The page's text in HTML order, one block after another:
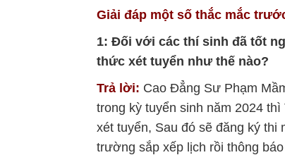
Giải đáp một số thắc mắc
1: Đối với các thí sinh đã tốt
thức xét tuyển như thế nào?
Trả lời: Cao Đẳng Sư Phạm
trong kỳ tuyển sinh năm 2024
xét tuyển, Sau đó sẽ đăng ký thi
trường sắp xếp lịch rồi thông